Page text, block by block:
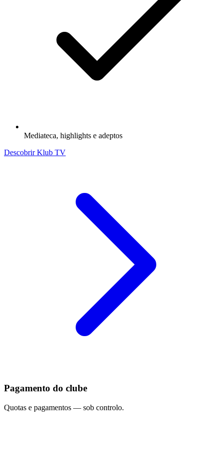
Mediateca, highlights e adeptos
Descobrir Klub TV
Pagamento do clube
Quotas e pagamentos — sob controlo.